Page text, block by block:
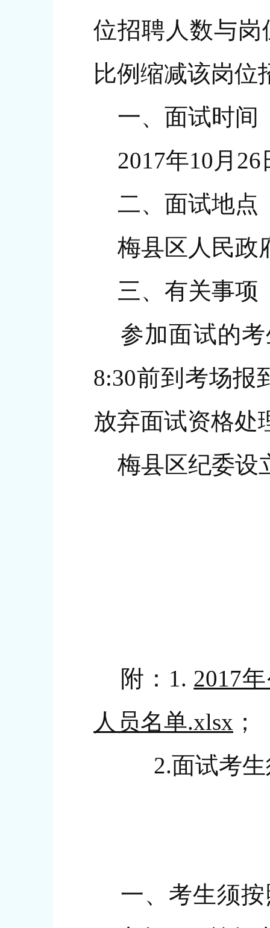
位招聘人数与
比例缩减该岗位
一、面试时间
2017年10月26
二、面试地点
梅县区人民政
三、有关事项
参加面试的考
8:30前到考场报
放弃面试资格处
梅县区纪委设
附：1. 2017
人员名单.xlsx ；
2.面试考生
一、考生须按